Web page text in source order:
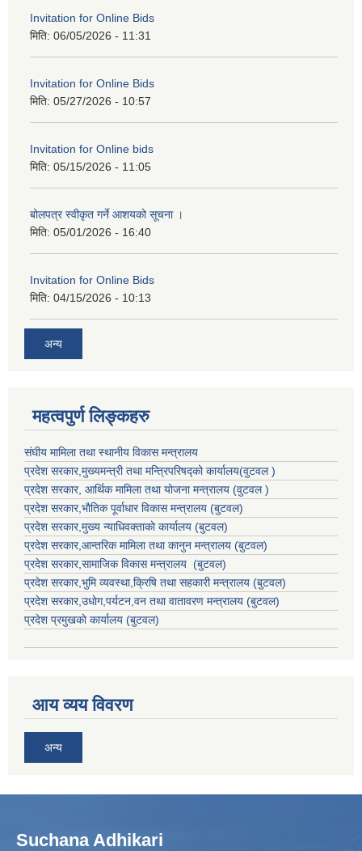
Invitation for Online Bids
मिति: 06/05/2026 - 11:31
Invitation for Online Bids
मिति: 05/27/2026 - 10:57
Invitation for Online bids
मिति: 05/15/2026 - 11:05
बोलपत्र स्वीकृत गर्ने आशयको सूचना ।
मिति: 05/01/2026 - 16:40
Invitation for Online Bids
मिति: 04/15/2026 - 10:13
अन्य
महत्वपुर्ण लिङ्कहरु
संघीय मामिला तथा स्थानीय विकास मन्त्रालय
प्रदेश सरकार,मुख्यमन्त्री तथा मन्त्रिपरिषद्को कार्यालय(वुटवल )
प्रदेश सरकार, आर्थिक मामिला तथा योजना मन्त्रालय (वुटवल )
प्रदेश सरकार,भाैतिक पूर्वाधार विकास मन्त्रालय (बुटवल)
प्रदेश सरकार,मुख्य न्याधिवक्ताकाे कार्यालय (बुटवल)
प्रदेश सरकार,आन्तरिक मामिला तथा कानुन मन्त्रालय (बुटवल)
प्रदेश सरकार,सामाजिक विकास मन्त्रालय (बुटवल)
प्रदेश सरकार,भुमि व्यवस्था,क्रिषि तथा सहकारी मन्त्रालय (बुटवल)
प्रदेश सरकार,उधाेग,पर्यटन,वन तथा वातावरण मन्त्रालय (बुटवल)
प्रदेश प्रमुखकाे कार्यालय (बुटवल)
आय व्यय विवरण
अन्य
Suchana Adhikari